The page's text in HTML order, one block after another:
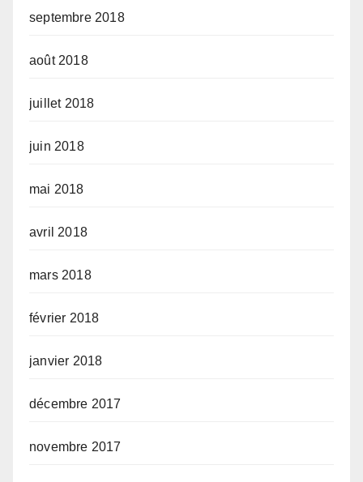
septembre 2018
août 2018
juillet 2018
juin 2018
mai 2018
avril 2018
mars 2018
février 2018
janvier 2018
décembre 2017
novembre 2017